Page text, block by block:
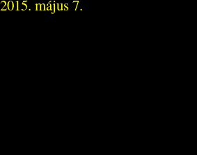
2015. május 7.